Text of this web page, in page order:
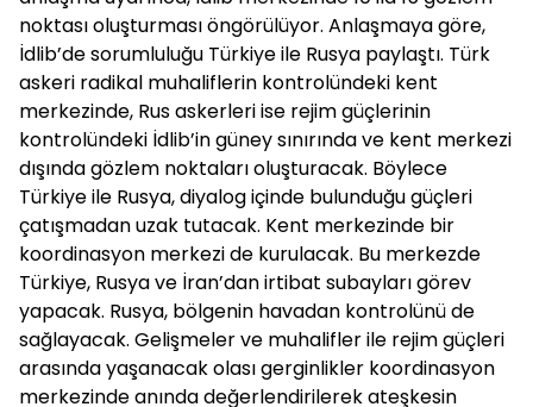
noktası oluşturması öngörülüyor. Anlaşmaya göre,
İdlib’de sorumluluğu Türkiye ile Rusya paylaştı. Türk
askeri radikal muhaliflerin kontrolündeki kent
merkezinde, Rus askerleri ise rejim güçlerinin
kontrolündeki İdlib’in güney sınırında ve kent merkezi
dışında gözlem noktaları oluşturacak. Böylece
Türkiye ile Rusya, diyalog içinde bulunduğu güçleri
çatışmadan uzak tutacak. Kent merkezinde bir
koordinasyon merkezi de kurulacak. Bu merkezde
Türkiye, Rusya ve İran’dan irtibat subayları görev
yapacak. Rusya, bölgenin havadan kontrolünü de
sağlayacak. Gelişmeler ve muhalifler ile rejim güçleri
arasında yaşanacak olası gerginlikler koordinasyon
merkezinde anında değerlendirilerek ateşkesin